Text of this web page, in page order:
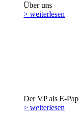
Über uns
> weiterlesen
Der VP als E-
> weiterlesen